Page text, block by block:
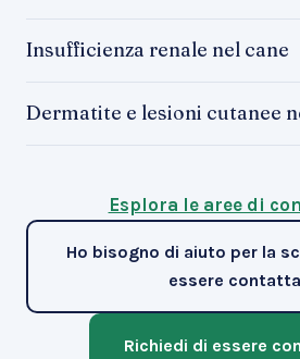
Insufficienza renale nel cane
Dermatite e lesioni cutanee
Esplora le aree di
Ho bisogno di aiuto per la
essere
Richiedi di essere